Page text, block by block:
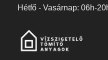
Hétfő - Vasárnap: 06h-